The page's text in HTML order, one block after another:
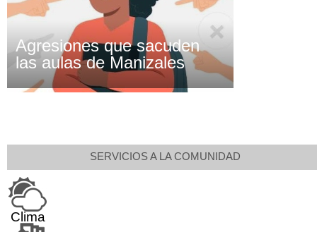
Agresiones que sacuden
las aulas de Manizales
SERVICIOS A LA COMUNIDAD
Clima